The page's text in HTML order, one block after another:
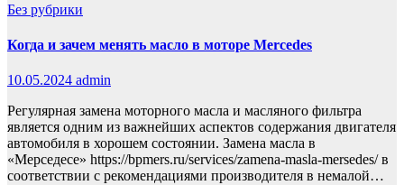
Без рубрики
Когда и зачем менять масло в моторе Mercedes
10.05.2024 admin
Регулярная замена моторного масла и масляного фильтра
является одним из важнейших аспектов содержания двигателя
автомобиля в хорошем состоянии. Замена масла в
«Мерседесе» https://bpmers.ru/services/zamena-masla-mersedes/ в
соответствии с рекомендациями производителя в немалой…